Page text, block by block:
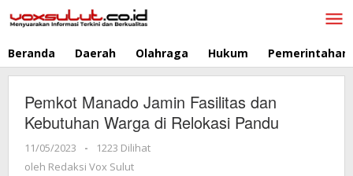
ke
Beranda Daerah Olahraga Hukum Pemerintahan
Pemkot Manado Jamin Fasilitas dan
Kebutuhan Warga di Relokasi Pandu
11/05/2023
oleh
Redaksi
-
1223 Dilihat
oleh Redaksi Vox Sulut